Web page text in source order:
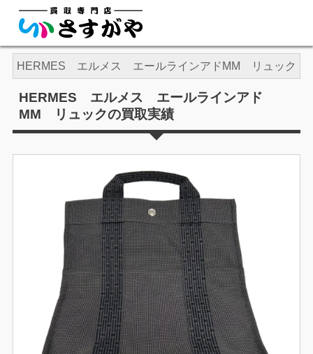
HERMES エルメス エールラインアドMM リュック
HERMES エルメス エールラインアド
MM リュックの買取実績